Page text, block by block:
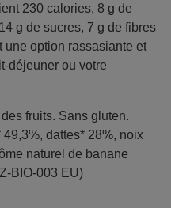
230 calories, 8 g de
g de sucres, 7 g de fibres
une option rassasiante et
déjeuner ou votre
fruits. Sans gluten.
dattes* 28%, noix
naturel de banane
BIO-003 EU)